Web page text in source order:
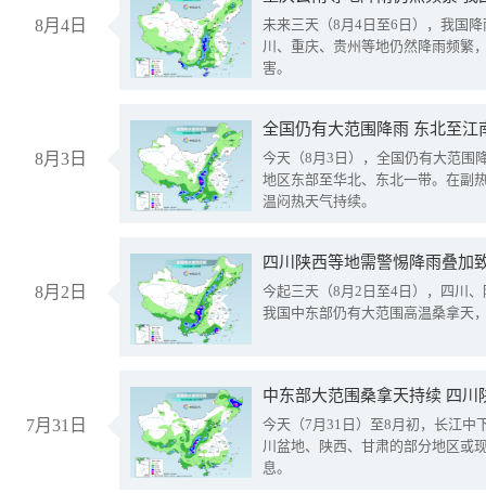
8月4日
未来三天（8月4日至6日），我国
川、重庆、贵州等地仍然降雨频繁
害。
8月3日
全国仍有大范围降雨 东北至江
今天（8月3日），全国仍有大范围
地区东部至华北、东北一带。在副
温闷热天气持续。
8月2日
今起三天（8月2日至4日），四川
我国中东部仍有大范围高温桑拿天
7月31日
中东部大范围桑拿天持续 四川
今天（7月31日）至8月初，长江中
川盆地、陕西、甘肃的部分地区或
息。